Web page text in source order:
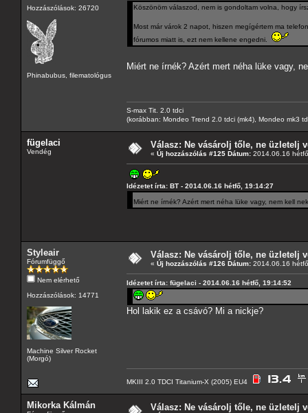
Hozzászólások: 26720
Phinabubus, filematológus
Köszönöm válaszod, nem is gondoltam volna, hogy
Most már várok 2 napot, hiszen megígértem ma
fórumos miatt is, ezt nem kellene engedni.
Miért ne írnék? Azért mert néha lüke vagy,
S-max Tit. 2.0 tdci
(korábban: Mondeo Trend 2.0 tdci (mk4), Mondeo mk3
fügelaci
Vendég
Válasz: Ne vásárolj tőle, ne üzletelj
« Új hozzászólás #125 Dátum: 2014.06.16
Idézetet írta: BT - 2014.06.16 hétfő, 19:14:27
Miért ne írnék? Azért mert néha lüke vagy, nem kell
Styleair
Fórumfüggő
Nem elérhető
Hozzászólások: 14771
Machine Silver Rocket
(Morgó)
Válasz: Ne vásárolj tőle, ne üzletelj
« Új hozzászólás #126 Dátum: 2014.06.16
Idézetet írta: fügelaci - 2014.06.16 hétfő, 19:14:52
Hol lakik ez a csávó? Mi a nickje?
MKIII 2.0 TDCI Titanium-X (2005) EU4
Mikorka Kálmán Válasz: Ne vásárolj tőle, ne üzletelj